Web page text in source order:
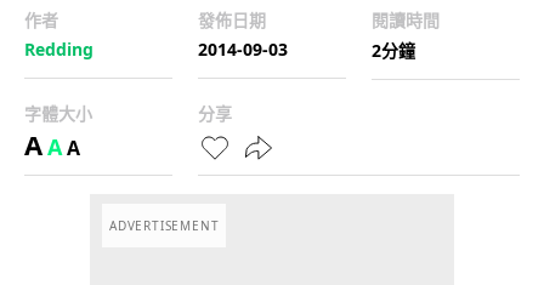
作者
Redding
發佈日期
2014-09-03
閱讀時間
2分鐘
字體大小
AAA
分享
ADVERTISEMENT